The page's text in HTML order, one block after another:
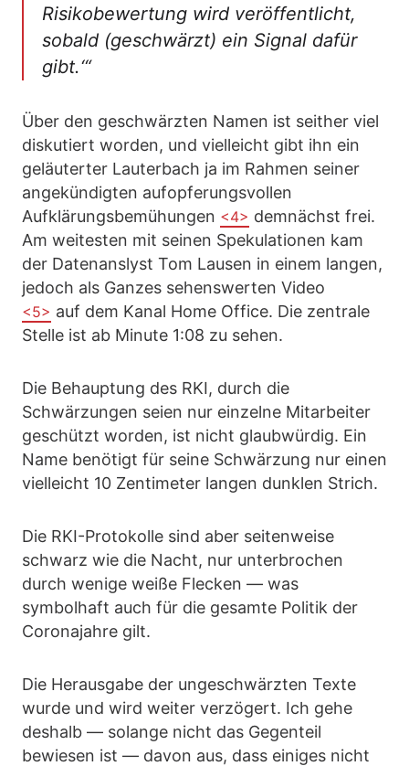
Risikobewertung wird veröffentlicht,
sobald (geschwärzt) ein Signal dafür
gibt.‘“
Über den geschwärzten Namen ist seither viel
diskutiert worden, und vielleicht gibt ihn ein
geläuterter Lauterbach ja im Rahmen seiner
angekündigten aufopferungsvollen
Aufklärungsbemühungen <4> demnächst frei.
Am weitesten mit seinen Spekulationen kam
der Datenanslyst Tom Lausen in einem langen,
jedoch als Ganzes sehenswerten Video
<5> auf dem Kanal Home Office. Die zentrale
Stelle ist ab Minute 1:08 zu sehen.
Die Behauptung des RKI, durch die
Schwärzungen seien nur einzelne Mitarbeiter
geschützt worden, ist nicht glaubwürdig. Ein
Name benötigt für seine Schwärzung nur einen
vielleicht 10 Zentimeter langen dunklen Strich.
Die RKI-Protokolle sind aber seitenweise
schwarz wie die Nacht, nur unterbrochen
durch wenige weiße Flecken — was
symbolhaft auch für die gesamte Politik der
Coronajahre gilt.
Die Herausgabe der ungeschwärzten Texte
wurde und wird weiter verzögert. Ich gehe
deshalb — solange nicht das Gegenteil
bewiesen ist — davon aus, dass einiges nicht